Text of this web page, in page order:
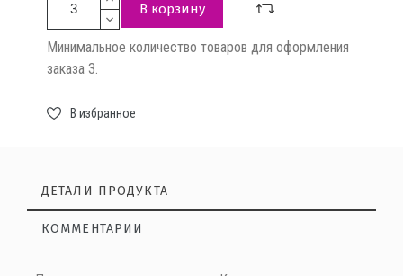
В корзину
Минимальное количество товаров для оформления
заказа 3.
В избранное
ДЕТАЛИ ПРОДУКТА
КОММЕНТАРИИ
Нет отзывов на данный момент